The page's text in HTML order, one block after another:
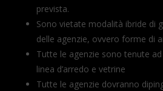
prevista.
Sono vietate modalità ibride di
delle agenzie, ovvero forme di
Tutte le agenzie sono tenute
linea d’arredo e vetrine
Tutte le agenzie dovranno